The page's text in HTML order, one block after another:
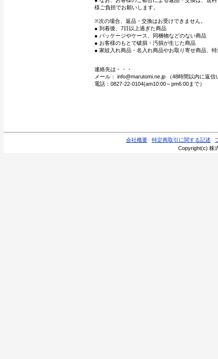
様ご負担でお願いします。
※次の場合、返品・交換はお受けできません。
● 到着後、7日以上過ぎた商品
● パッケージやケース、同梱物などのない商品
● お客様のもとで破損・汚損が生じた商品
● 家紋入れ商品・名入れ商品やお取り寄せ商品、
連絡先は・・・
メール： info@marutomi.ne.jp （48時間以内に返信
電話：0827-22-0104(am10:00～pm6:00まで）
会社概要 特定商取引に関する記述
Copyright(c) 株